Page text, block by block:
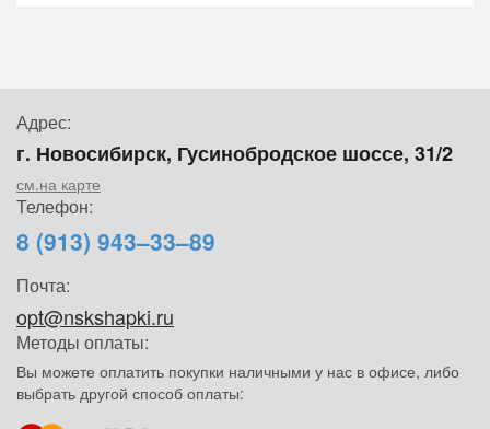
Адрес:
г. Новосибирск, Гусинобродское шоссе, 31/2
см.на карте
Телефон:
8 (913) 943–33–89
Почта:
opt@nskshapki.ru
Методы оплаты:
Вы можете оплатить покупки наличными у нас в офисе, либо
выбрать другой способ оплаты: